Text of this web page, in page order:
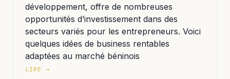
développement, offre de nombreuses
opportunités d’investissement dans des
secteurs variés pour les entrepreneurs. Voici
quelques idées de business rentables
adaptées au marché béninois
LIRE →